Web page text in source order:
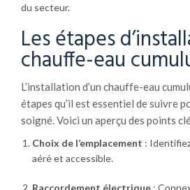
du secteur.
Les étapes
chauffe-eau
L’installation d’un chauffe-eau
étapes qu’il est essentiel de suivre
soigné. Voici un aperçu des points
Choix de l’emplacement :
aéré et accessible.
Raccordement électrique :